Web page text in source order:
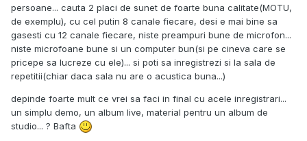
persoane... cauta 2 placi de sunet de foarte buna calitate(MOTU,
de exemplu), cu cel putin 8 canale fiecare, desi e mai bine sa
gasesti cu 12 canale fiecare, niste preampuri bune de microfon...
niste microfoane bune si un computer bun(si pe cineva care se
pricepe sa lucreze cu ele)... si poti sa inregistrezi si la sala de
repetitii(chiar daca sala nu are o acustica buna...)
depinde foarte mult ce vrei sa faci in final cu acele inregistrari...
un simplu demo, un album live, material pentru un album de
studio... ? Bafta